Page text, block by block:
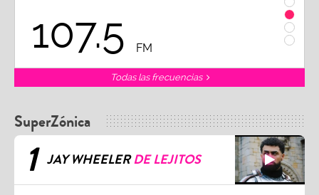
107.5 FM
Todas las frecuencias
SuperZónica
1 JAY WHEELERDE LEJITOS